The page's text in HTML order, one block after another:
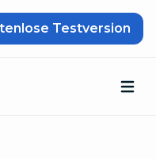
Testversion